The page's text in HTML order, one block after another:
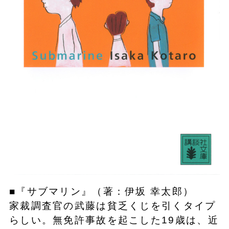
■『サブマリン』（著：伊坂 幸太郎）
家裁調査官の武藤は貧乏くじを引くタイプ
らしい。無免許事故を起こした19歳は、近